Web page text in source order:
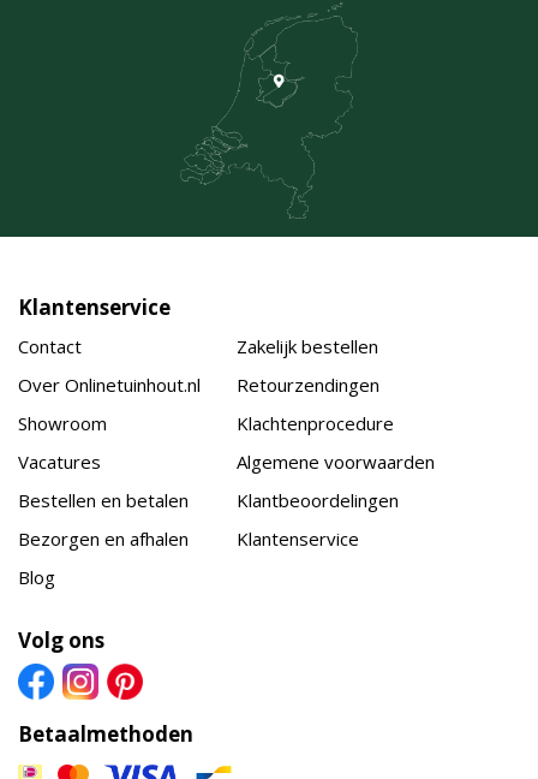
Klantenservice
Contact
Over Onlinetuinhout.nl
Showroom
Vacatures
Bestellen en betalen
Bezorgen en afhalen
Blog
Zakelijk bestellen
Retourzendingen
Klachtenprocedure
Algemene voorwaarden
Klantbeoordelingen
Klantenservice
Volg ons
Betaalmethoden